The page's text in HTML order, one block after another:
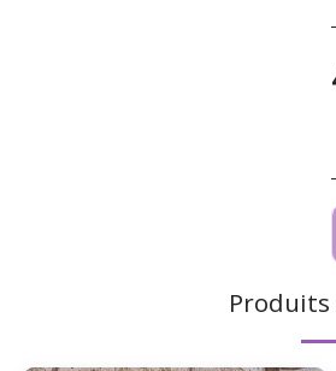
Produits